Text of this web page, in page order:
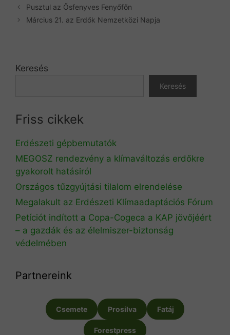
Pusztul az Ősfenyves Fenyőfőn
Március 21. az Erdők Nemzetközi Napja
Keresés
Keresés
Friss cikkek
Erdészeti gépbemutatók
MEGOSZ rendezvény a klímaváltozás erdőkre
gyakorolt hatásiról
Országos tűzgyújtási tilalom elrendelése
Megalakult az Erdészeti Klímaadaptációs Fórum
Petíciót indított a Copa-Cogeca a KAP jövőjéért
– a gazdák és az élelmiszer-biztonság
védelmében
Partnereink
Csemete Prosilva Fatáj
Forestpress